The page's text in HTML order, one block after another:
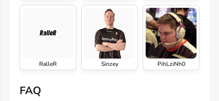
RalleR Sinzey PihLziNh0
FAQ